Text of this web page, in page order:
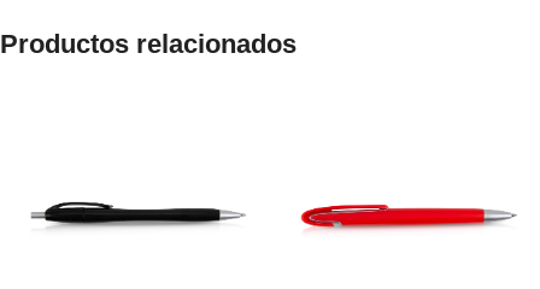
Productos relacionados